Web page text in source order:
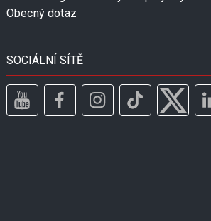
Obecný dotaz
SOCIÁLNÍ SÍTĚ